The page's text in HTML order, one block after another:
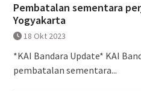
Pembatalan sementara
Yogyakarta
18 Okt 2023
*KAI Bandara Update* KAI
pembatalan sementara...